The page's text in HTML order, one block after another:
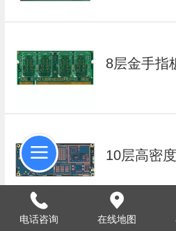
8层金手指
10层高密
电话咨询 在线地图